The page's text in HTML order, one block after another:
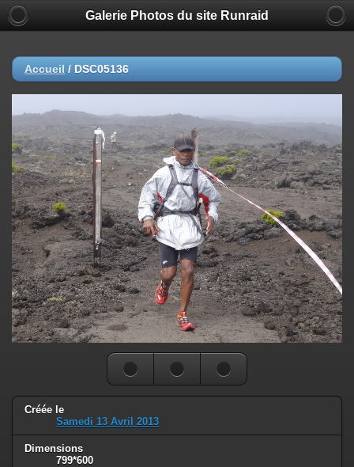
Galerie Photos du site Runraid
Accueil / DSC05136
Créée le
Samedi 13 Avril 2013
Dimensions
799*600